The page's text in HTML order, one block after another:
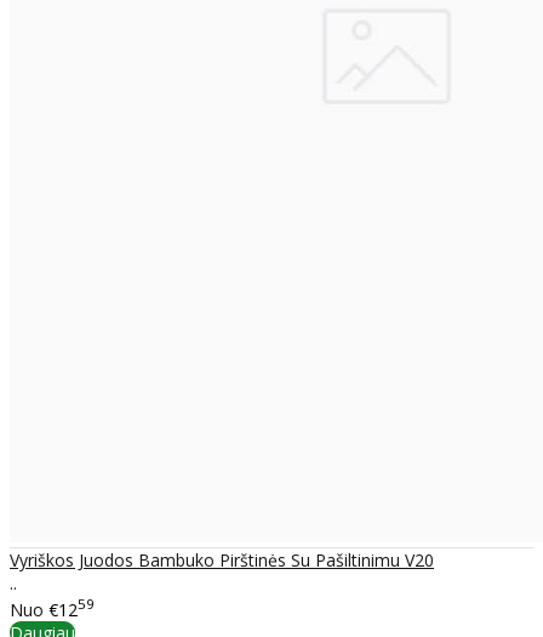
Vyriškos Juodos Bambuko Pirštinės Su Pašiltinimu V20
..
Nuo €1259